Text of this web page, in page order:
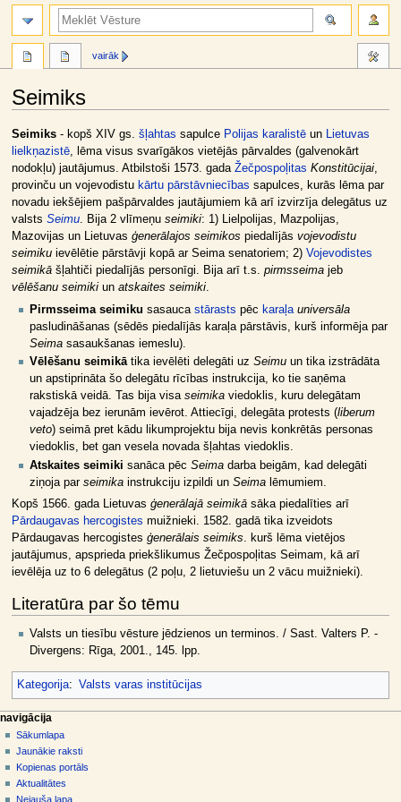
Seimiks
Jump
to
navigation
Jump
to
search
Seimiks- kopš XIV gs. šļahtas sapulce Polijas karalistēun
Lietuvas
lielkņazistē, lēma visus svarīgākos vietējās pārvaldes (galvenokārt
nodokļu) jautājumus. Atbilstoši 1573. gada Žečpospoļitas Konstitūcijai,
provinču un vojevodistu kārtu pārstāvniecības sapulces, kurās lēma par
novadu iekšējiem pašpārvaldes jautājumiem kā arī izvirzīja delegātus uz
valsts Seimu. Bija 2 vlīmeņu seimiki: 1) Lielpolijas, Mazpolijas,
Mazovijas un Lietuvas ģenerālajos seimikos piedalījās vojevodistu
seimikuievēlētie pārstāvji kopā ar Seima senatoriem; 2) Vojevodistes
seimikāšļahtiči piedalījās personīgi. Bija arī t.s. pirmsseimajeb
vēlēšanu seimikiun atskaites seimiki.
Pirmsseima seimiku sasauca stārasts pēc karaļa universāla
pasludināšanas (sēdēs piedalījās karaļa pārstāvis, kurš informēja par
Seima sasaukšanas iemeslu).
Vēlēšanu seimikātika ievēlēti delegāti uz Seimu un tika izstrādāta
un apstiprināta šo delegātu rīcības instrukcija, ko tie saņēma
rakstiskā veidā. Tas bija visa seimika viedoklis, kuru delegātam
vajadzēja bez ierunām ievērot. Attiecīgi, delegāta protests (liberum
veto) seimā pret kādu likumprojektu bija nevis konkrētās personas
viedoklis, bet gan vesela novada šļahtas viedoklis.
Atskaites seimiki sanāca pēc Seima darba beigām, kad delegāti
ziņoja par seimika instrukciju izpildi un Seima lēmumiem.
Kopš 1566. gada Lietuvas ģenerālajā seimikāsāka piedalīties arī
Pārdaugavas hercogistes muižnieki. 1582. gadā tika izveidots
Pārdaugavas hercogistes ģenerālais seimiks . kurš lēma vietējos
jautājumus, apsprieda priekšlikumus Žečpospoļitas Seimam, kā arī
ievēlēja uz to 6 delegātus (2 poļu, 2 lietuviešu un 2 vācu muižnieki).
Literatūra par šo tēmu
Valsts un tiesību vēsture jēdzienos un terminos. / Sast. Valters P. -
Divergens: Rīga, 2001., 145. lpp.
Kategorija: Valsts varas institūcijas
N
a
v
lapas darbības
raksts
diskusija
skatīt
aplūkot
kodu
vairāk
dalībnieka rīki
pieslēgties
navigācija
Sākumlapa
Jaunākie raksti
Kopienas portāls
Aktualitātes
Nejauša lapa
meklēt